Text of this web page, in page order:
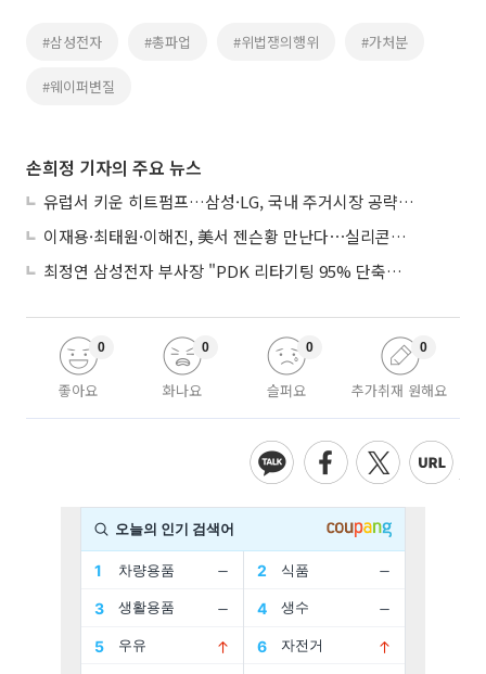
#삼성전자 #총파업 #위법쟁의행위 #가처분
#웨이퍼변질
손희정 기자의 주요 뉴스
유럽서 키운 히트펌프…삼성·LG, 국내 주거시장 공략 ‘속도’
이재용·최태원·이해진, 美서 젠슨황 만난다⋯실리콘밸리 집결하는 AI리더
최정연 삼성전자 부사장 "PDK 리타기팅 95% 단축…에이전트 AI 시범 활용"
좋아요
0
화나요
0
슬퍼요
0
추가취재 원해요
0